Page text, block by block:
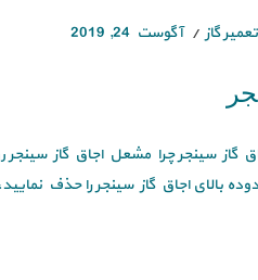
تعمیر گاز آگوست 24, 2019
گاز سینجر چرا مشعل اجاق گاز
بالای اجاق گاز سینجر را حذف